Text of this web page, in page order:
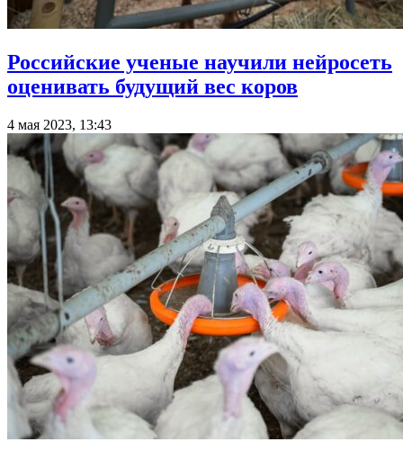
Российские ученые научили нейросеть
оценивать будущий вес коров
4 мая 2023, 13:43